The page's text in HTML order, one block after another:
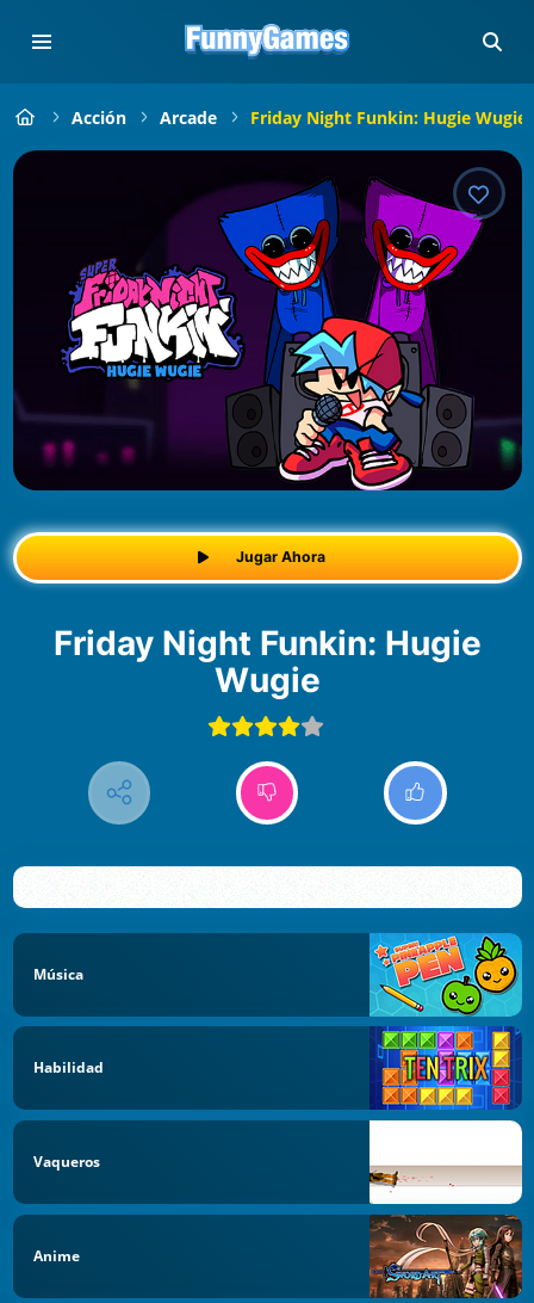
Acción Arcade Friday Night Funkin: Hugie Wugie
Jugar Ahora
Friday Night Funkin: Hugie
Wugie
Música
Habilidad
Vaqueros
Anime